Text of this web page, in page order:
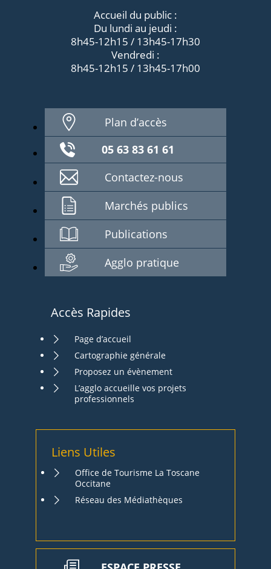
Accueil du public :
Du lundi au jeudi :
8h45-12h15 / 13h45-17h30
Vendredi :
8h45-12h15 / 13h45-17h00
Plan d’accès
05 63 83 61 61
Contactez-nous
Marchés publics
Publications
Agglo pratique
Accès Rapides
Page d’accueil
Cartographie générale
Proposez un évènement
L’agglo accueille vos projets
professionnels
Liens Utiles
Office de Tourisme La Toscane
Occitane
Réseau des Médiathèques